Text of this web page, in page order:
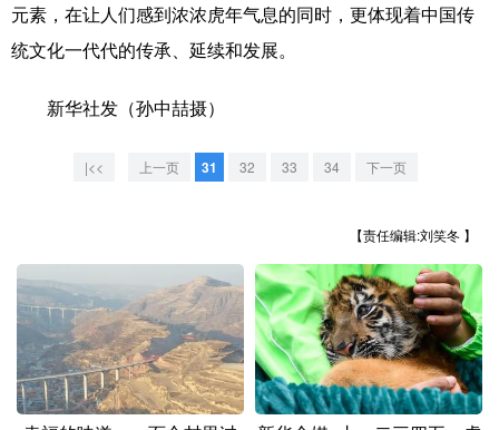
广东 广西 海南
陕西 甘肃 青海 宁夏
新疆 内蒙古 黑龙江
多语种频道
元素，在让人们感到浓浓虎年气息的同时，更体现着中国传
统文化一代代的传承、延续和发展。
新华社发（孙中喆摄）
|<< 上一页 31 32 33 34 下一页
【责任编辑:刘笑冬 】